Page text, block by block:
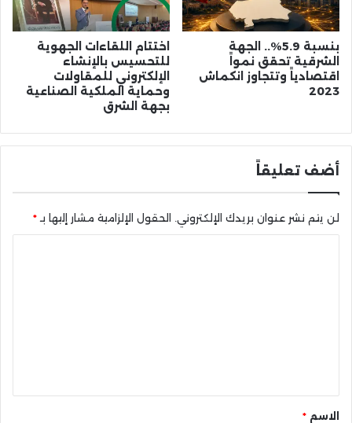
بنسبة 5.9%.. الجهة
الشرقية تحقق نمواً
اقتصادياً وتتجاوز انكماش
2023
اختتام اللقاءات الجهوية
للتحسيس بالإنشاء
الإلكتروني للمقاولات
وحماية الملكية الصناعية
بجهة الشرق
أضف تعليقاً
لن يتم نشر عنوان بريدك الإلكتروني. الحقول الإلزامية مشار إليها بـ *
* الاسم *